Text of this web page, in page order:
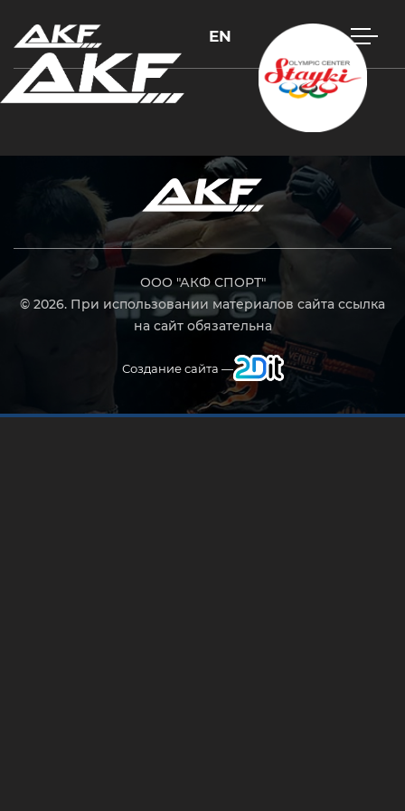
EN
ООО "АКФ СПОРТ"
© 2026. При использовании материалов сайта ссылка
на сайт обязательна
Создание сайта —
Нажмите Enter для поиска или Esc, чтобы закрыть